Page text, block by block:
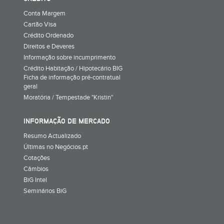
Conta Margem
Cartão Visa
Crédito Ordenado
Direitos e Deveres
Informação sobre incumprimento
Crédito Habitação / Hipotecário BIG
Ficha de informação pré-contratual
geral
Moratória / Tempestade "Kristin"
INFORMAÇÃO DE MERCADO
Resumo Actualizado
Últimas no Negócios.pt
Cotações
Câmbios
BiG Intel
Seminários BiG